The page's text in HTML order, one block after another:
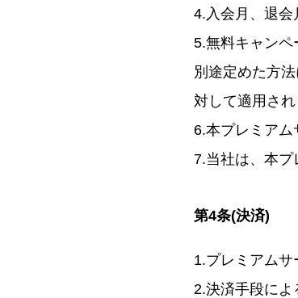
4.入会月、退会
5.無料キャン
別途定めた方
対して適用され
6.本プレミアム
7.当社は、本プ
第4条(決済)
1.プレミアムサ
2.決済手段によ